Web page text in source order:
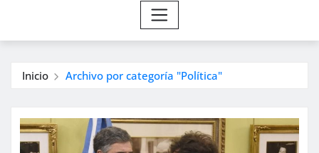
Inicio Archivo por categoría "Política"